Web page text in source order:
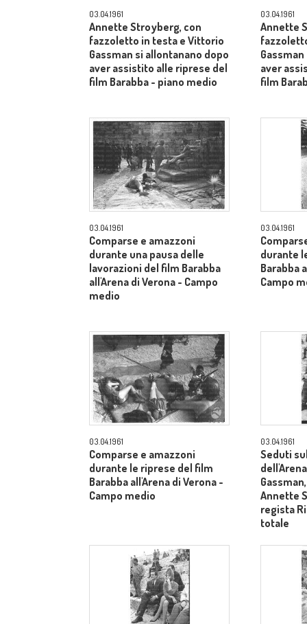
03.04.1961
Annette Stroyberg, con
fazzoletto in testa e Vittorio
Gassman si allontanano dopo
aver assistito alle riprese del
film Barabba - piano medio
03.04.1961
Annette
aver
film
03.04.1961
Comparse e amazzoni
durante una pausa delle
lavorazioni del film Barabba
all'Arena di Verona - Campo
medio
03.04.1961
durante
Barabba
Campo
03.04.1961
Comparse e amazzoni
durante le riprese del film
Barabba all'Arena di Verona -
Campo medio
03.04.1961
Seduti
Annette
regista
totale